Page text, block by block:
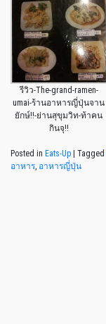
รีวิว-The-grand-ramen-
umai-ร้านอาหารญี่ปุ่นจาน
ยักษ์!!-ย่านสุขุมวิท-ท้าคน
กินจุ!!
Posted in Eats-Up Tagged
อาหาร, อาหารญี่ปุ่น